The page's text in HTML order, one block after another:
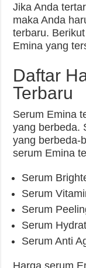
Jika Anda
maka Anda
terbaru.
Emina yang
Daftar
Terbaru
Serum Emina
yang berbeda.
yang berbeda-
serum Emina
Serum
Serum
Serum
Serum
Serum Anti
Harga serum